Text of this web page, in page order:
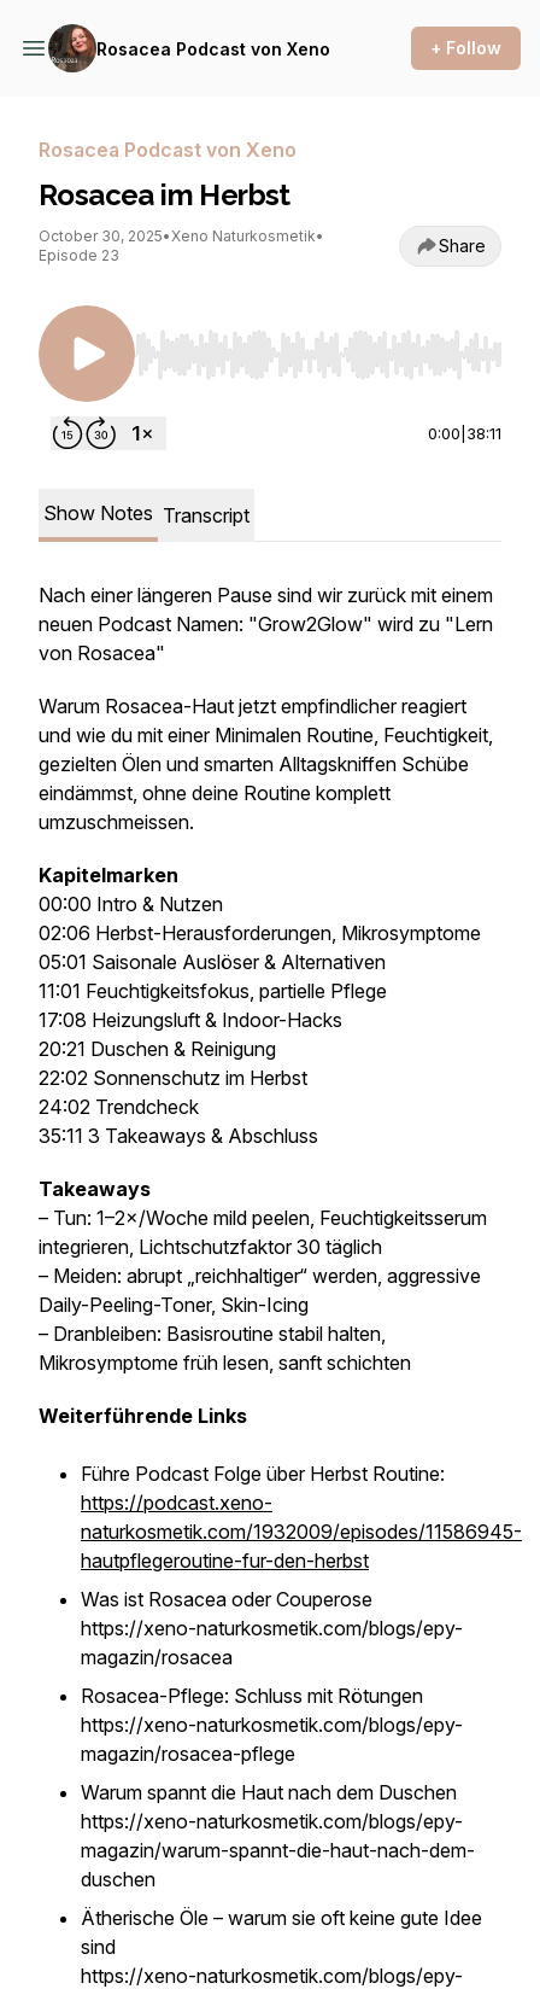
Rosacea Podcast von Xeno + Follow
Rosacea Podcast von Xeno
Rosacea im Herbst
October 30, 2025•Xeno Naturkosmetik•
Episode 23
Share
Use Left/Right to seek, Home/End to jump to
0:00 38:11
Show Notes Transcript
Nach einer längeren Pause sind wir zurück mit einem
neuen Podcast Namen: "Grow2Glow" wird zu "Lern
von Rosacea"
Warum Rosacea-Haut jetzt empfindlicher reagiert
und wie du mit einer Minimalen Routine, Feuchtigkeit,
gezielten Ölen und smarten Alltagskniffen Schübe
eindämmst, ohne deine Routine komplett
umzuschmeissen.
Kapitelmarken
00:00 Intro & Nutzen
02:06 Herbst-Herausforderungen, Mikrosymptome
05:01 Saisonale Auslöser & Alternativen
11:01 Feuchtigkeitsfokus, partielle Pflege
17:08 Heizungsluft & Indoor-Hacks
20:21 Duschen & Reinigung
22:02 Sonnenschutz im Herbst
24:02 Trendcheck
35:11 3 Takeaways & Abschluss
Takeaways
– Tun: 1–2×/Woche mild peelen, Feuchtigkeitsserum
integrieren, Lichtschutzfaktor 30 täglich
– Meiden: abrupt „reichhaltiger“ werden, aggressive
Daily-Peeling-Toner, Skin-Icing
– Dranbleiben: Basisroutine stabil halten,
Mikrosymptome früh lesen, sanft schichten
Weiterführende Links
Führe Podcast Folge über Herbst Routine:
https://podcast.xeno-
naturkosmetik.com/1932009/episodes/11586945-
hautpflegeroutine-fur-den-herbst
Was ist Rosacea oder Couperose
https://xeno-naturkosmetik.com/blogs/epy-
magazin/rosacea
Rosacea-Pflege: Schluss mit Rötungen
https://xeno-naturkosmetik.com/blogs/epy-
magazin/rosacea-pflege
Warum spannt die Haut nach dem Duschen
https://xeno-naturkosmetik.com/blogs/epy-
magazin/warum-spannt-die-haut-nach-dem-
duschen
Ätherische Öle – warum sie oft keine gute Idee
sind
https://xeno-naturkosmetik.com/blogs/epy-